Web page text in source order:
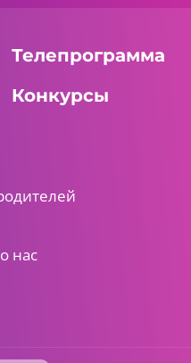
Телепрограмма
Конкурсы
нас